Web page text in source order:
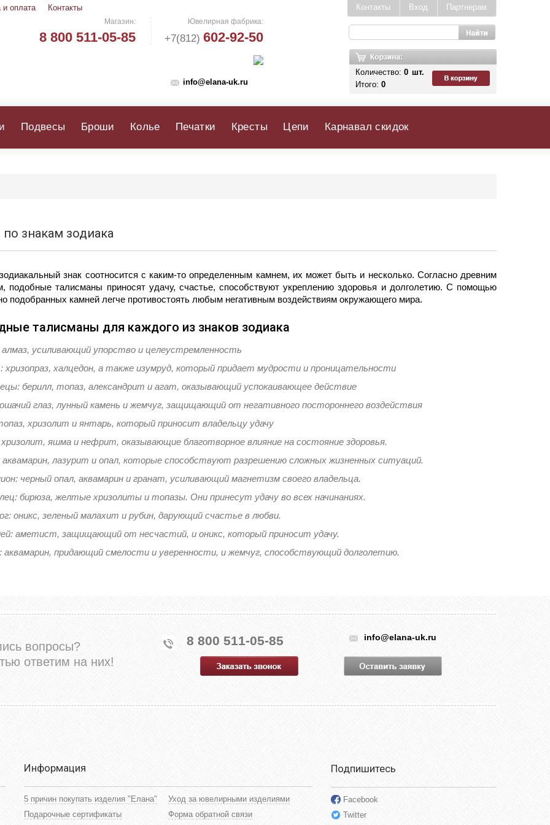
и оплата Контакты
Магазин:
8 800 511-05-85
Ювелирная фабрика:
+7(812) 602-92-50
info@elana-uk.ru
Партнерам
Вход
Контакты
Количество: 0 шт.
Итого: 0
Подвесы Броши Колье Печатки Кресты Цепи Карнавал скидок
знакам зодиака
знак соотносится с каким-то определенным камнем, их может быть и несколько. Согласно древним
подобные талисманы приносят удачу, счастье, способствуют укреплению здоровья и долголетию. С помощью
подобранных камней легче противостоять любым негативным воздействиям окружающего мира.
талисманы для каждого из знаков зодиака
усиливающий упорство и целеустремленность
хризопраз, халцедон, а также изумруд, который придает мудрости и проницательности
берилл, топаз, александрит и агат, оказывающий успокаивающее действие
глаз, лунный камень и жемчуг, защищающий от негативного постороннего воздействия
хризолит и янтарь, который приносит владельцу удачу
яшма и нефрит, оказывающие благотворное влияние на состояние здоровья.
лазурит и опал, которые способствуют разрешению сложных жизненных ситуаций.
черный опал, аквамарин и гранат, усиливающий магнетизм своего владельца.
бирюза, желтые хризолиты и топазы. Они принесут удачу во всех начинаниях.
оникс, зеленый малахит и рубин, дарующий счастье в любви.
аметист, защищающий от несчастий, и оникс, который приносит удачу.
придающий смелости и уверенности, и жемчуг, способствующий долголетию.
вопросы?
ответим на них!
8 800 511-05-85 info@elana-uk.ru
Информация
5 причин покупать изделия "Елана"
Подарочные сертификаты
Уход за ювелирными изделиями
Форма обратной связи
Подпишитесь
Facebook
Twitter